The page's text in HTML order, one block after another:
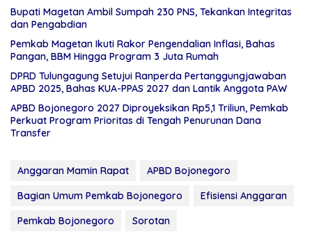
Bupati Magetan Ambil Sumpah 230 PNS, Tekankan Integritas
dan Pengabdian
Pemkab Magetan Ikuti Rakor Pengendalian Inflasi, Bahas
Pangan, BBM Hingga Program 3 Juta Rumah
DPRD Tulungagung Setujui Ranperda Pertanggungjawaban
APBD 2025, Bahas KUA-PPAS 2027 dan Lantik Anggota PAW
APBD Bojonegoro 2027 Diproyeksikan Rp5,1 Triliun, Pemkab
Perkuat Program Prioritas di Tengah Penurunan Dana
Transfer
Anggaran Mamin Rapat
APBD Bojonegoro
Bagian Umum Pemkab Bojonegoro
Efisiensi Anggaran
Pemkab Bojonegoro
Sorotan